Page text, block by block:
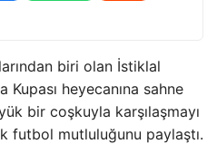
biri olan İstiklal
Kupası heyecanına sahne
bir coşkuyla karşılaşmayı
futbol mutluluğunu paylaştı.